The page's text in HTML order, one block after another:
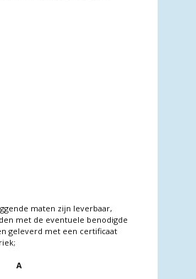
maten zijn leverbaar,
met de eventuele benodigde
geleverd met een certificaat
A